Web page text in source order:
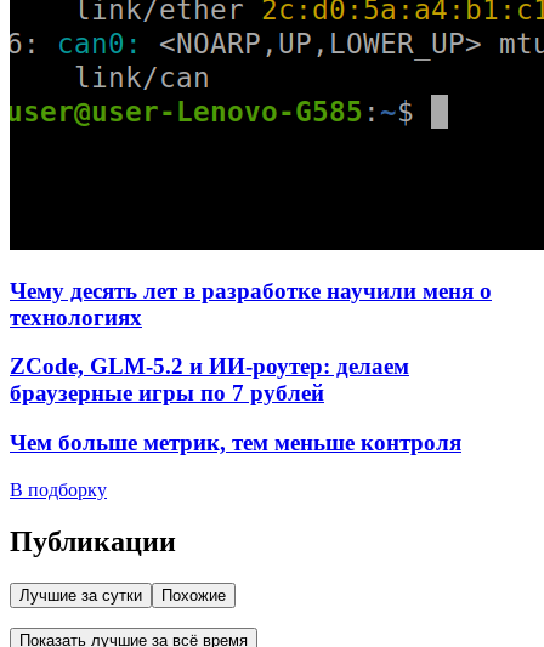
Чему десять лет в разработке научили меня о
технологиях
ZCode, GLM-5.2 и ИИ-роутер: делаем
браузерные игры по 7 рублей
Чем больше метрик, тем меньше контроля
В подборку
Публикации
Лучшие за сутки Похожие
Показать лучшие за всё время